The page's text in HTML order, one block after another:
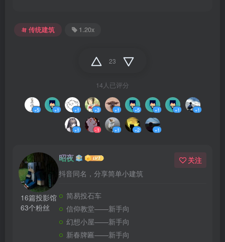
传统建筑 1.20x
23
14人已评分
+5 +1 +1 +3 +1 +5 +1 +1 +1
+1 -1 +1 +2 +1
16篇投影馆
63个粉丝
昭夜
抖音同名，分享简单小建筑
关注
简易投石车
信仰教堂——新手向
幻想小屋——新手向
新春牌匾——新手向